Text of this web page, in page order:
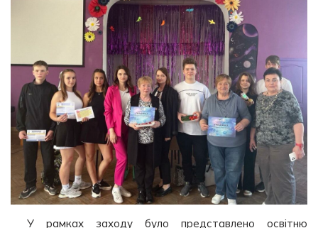
У рамках заходу було представлено освітню